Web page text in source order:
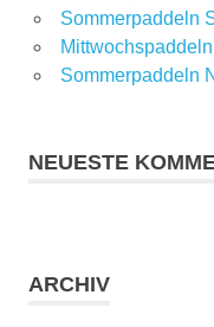
Sommerpaddeln
Sommerpaddeln
NEUESTE
ARCHIV